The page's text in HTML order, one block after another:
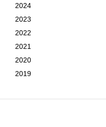
2024
2023
2022
2021
2020
2019